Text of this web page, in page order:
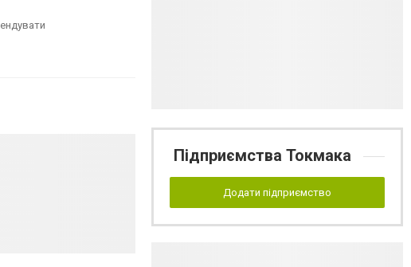
Підприємства Токмака
Додати підприємство